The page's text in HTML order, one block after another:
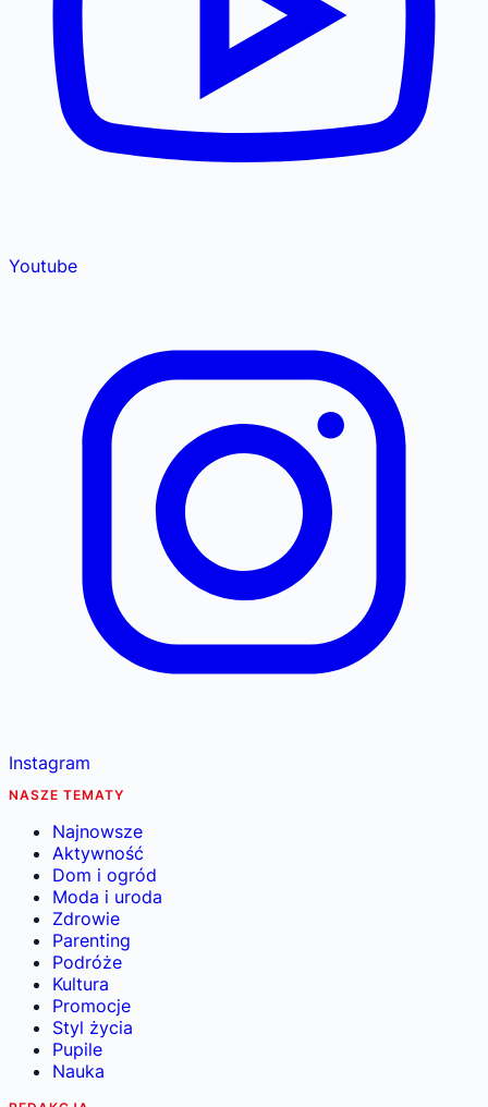
Youtube
Instagram
NASZE TEMATY
Najnowsze
Aktywność
Dom i ogród
Moda i uroda
Zdrowie
Parenting
Podróże
Kultura
Promocje
Styl życia
Pupile
Nauka